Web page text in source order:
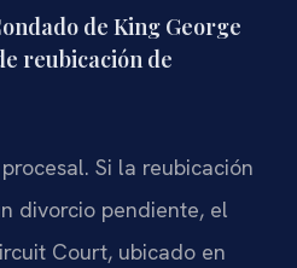
de King George
reubicación de
Si la reubicación
divorcio pendiente, el
Court, ubicado en